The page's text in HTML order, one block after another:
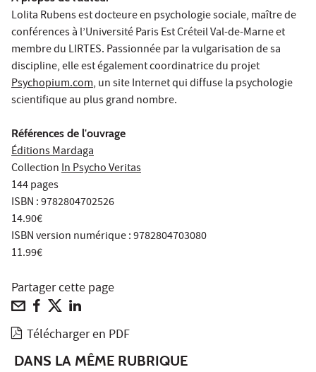
Lolita Rubens est docteure en psychologie sociale, maître de
conférences à l’Université Paris Est Créteil Val-de-Marne et
membre du LIRTES. Passionnée par la vulgarisation de sa
discipline, elle est également coordinatrice du projet
Psychopium.com, un site Internet qui diffuse la psychologie
scientifique au plus grand nombre.
Références de l'ouvrage
Éditions Mardaga
CollectionIn Psycho Veritas
144 pages
ISBN : 9782804702526
14.90€
ISBN version numérique : 9782804703080
11.99€
Partager cette page
Télécharger en PDF
DANS LA MÊME RUBRIQUE